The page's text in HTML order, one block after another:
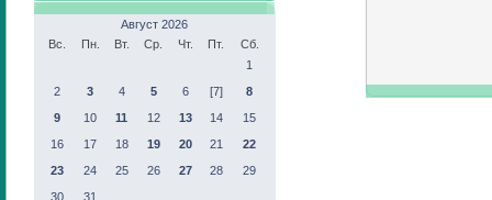
Август 2026
Вс.
Пн. Вт. Ср. Чт. Пт.
Сб.
1
2
3 4 5 6 [7]
8
9
10 11 12 13 14
15
16
17 18 19 20 21
22
23
24 25 26 27 28
29
30
31